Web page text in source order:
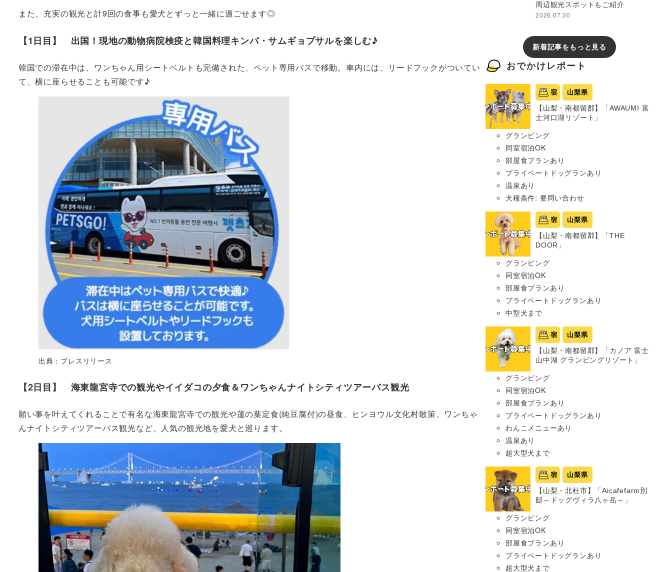
また、充実の観光と計9回の食事も愛犬とずっと一緒に過ごせます◎
【1日目】 出国！現地の動物病院検疫と韓国料理キンパ・サムギョプサルを楽しむ♪
韓国での滞在中は、ワンちゃん用シートベルトも完備された、ペット専用バスで移動。車内には、リードフックがついてい
て、横に座らせることも可能です♪
出典：プレスリリース
【2日目】 海東龍宮寺での観光やイイダコの夕食＆ワンちゃんナイトシティツアーバス観光
願い事を叶えてくれることで有名な海東龍宮寺での観光や蓮の葉定食(純豆腐付)の昼食、ヒンヨウル文化村散策、ワンちゃ
んナイトシティツアーバス観光など、人気の観光地を愛犬と巡ります。
周辺観光スポットもご紹介
2026.07.30
新着記事をもっと見る
おでかけレポート
宿 山梨県
【山梨・南都留郡】「AWAUMI 富
士河口湖リゾート」
グランピング
同室宿泊OK
部屋食プランあり
プライベートドッグランあり
温泉あり
犬種条件: 要問い合わせ
宿 山梨県
【山梨・南都留郡】「THE
DOOR」
グランピング
同室宿泊OK
部屋食プランあり
プライベートドッグランあり
中型犬まで
宿 山梨県
【山梨・南都留郡】「カノア 富士
山中湖 グランピングリゾート」
グランピング
同室宿泊OK
部屋食プランあり
プライベートドッグランあり
わんこメニューあり
温泉あり
超大型犬まで
宿 山梨県
【山梨・北杜市】「Aicafefarm別
邸～ドッグヴィラ八ヶ岳～」
グランピング
同室宿泊OK
部屋食プランあり
プライベートドッグランあり
超大型犬まで